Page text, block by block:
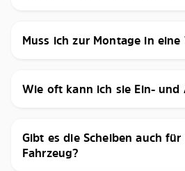
Muss ich zur Montage in
Wie oft kann ich sie Ein- und
Gibt es die Scheiben auch für
Fahrzeug?